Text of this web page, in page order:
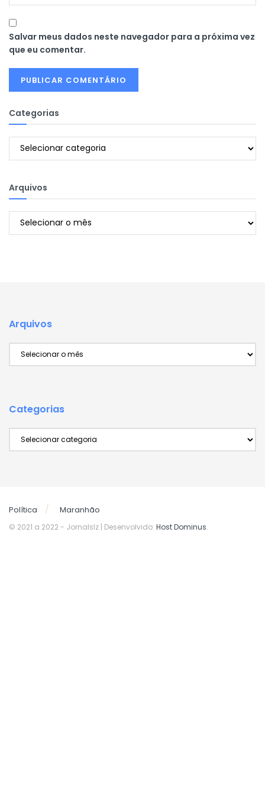
Salvar meus dados neste navegador para a próxima vez
que eu comentar.
Categorias
Categorias
Arquivos
Arquivos
Arquivos
Categorias
Política Maranhão
© 2021 a 2022 - Jornalslz | Desenvolvido: Host Dominus.